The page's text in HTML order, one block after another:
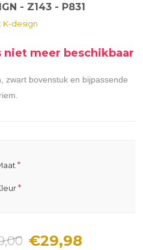
- Z143 - P831
K-design
niet meer beschikbaar
zwart bovenstuk en bijpassende
riem.
*
*
€29,98